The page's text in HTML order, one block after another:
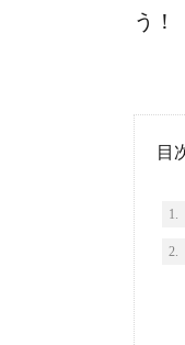
う！
目
1.
2.